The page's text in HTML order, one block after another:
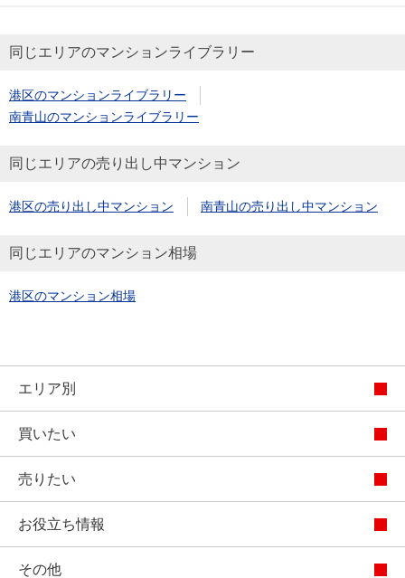
同じエリアのマンションライブラリー
港区のマンションライブラリー
南青山のマンションライブラリー
同じエリアの売り出し中マンション
港区の売り出し中マンション 南青山の売り出し中マンション
同じエリアのマンション相場
港区のマンション相場
エリア別
買いたい
売りたい
お役立ち情報
その他